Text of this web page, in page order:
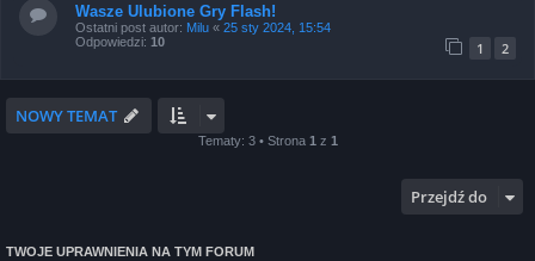
Wasze Ulubione Gry Flash!
Ostatni post autor: Milu « 25 sty 2024, 15:54
Odpowiedzi: 10 1 2
NOWY TEMAT
Tematy: 3 • Strona 1 z 1
Przejdź do
TWOJE UPRAWNIENIA NA TYM FORUM